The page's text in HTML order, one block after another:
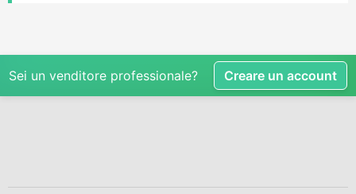
Sei un venditore professionale? Creare un account